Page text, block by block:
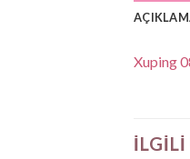
Xuping
İLGILI